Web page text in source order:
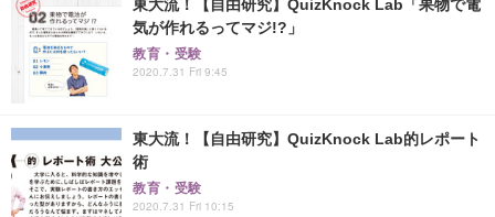
東大流！【自由研究】QuizKnock Lab「果物で電
気が作れるってマジ!?」
教育・受験
2020.7.31 Fri 9:45
東大流！【自由研究】QuizKnock Lab的レポート
術
教育・受験
2020.7.31 Fri 10:15